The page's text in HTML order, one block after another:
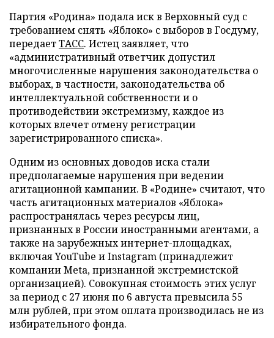
Партия «Родина» подала иск в Верховный суд с
требованием снять «Яблоко» с выборов в Госдуму,
передаетТАСС. Истец заявляет, что
«административный ответчик допустил
многочисленные нарушения законодательства о
выборах, в частности, законодательства об
интеллектуальной собственности и о
противодействии экстремизму, каждое из
которых влечет отмену регистрации
зарегистрированного списка».
Одним из основных доводов иска стали
предполагаемые нарушения при ведении
агитационной кампании. В «Родине» считают, что
часть агитационных материалов «Яблока»
распространялась через ресурсы лиц,
признанных в России иностранными агентами, а
также на зарубежных интернет-площадках,
включая YouTube и Instagram (принадлежит
компании Meta, признанной экстремистской
организацией). Совокупная стоимость этих услуг
за период с 27 июня по 6 августа превысила 55
млн рублей, при этом оплата производилась не из
избирательного фонда.